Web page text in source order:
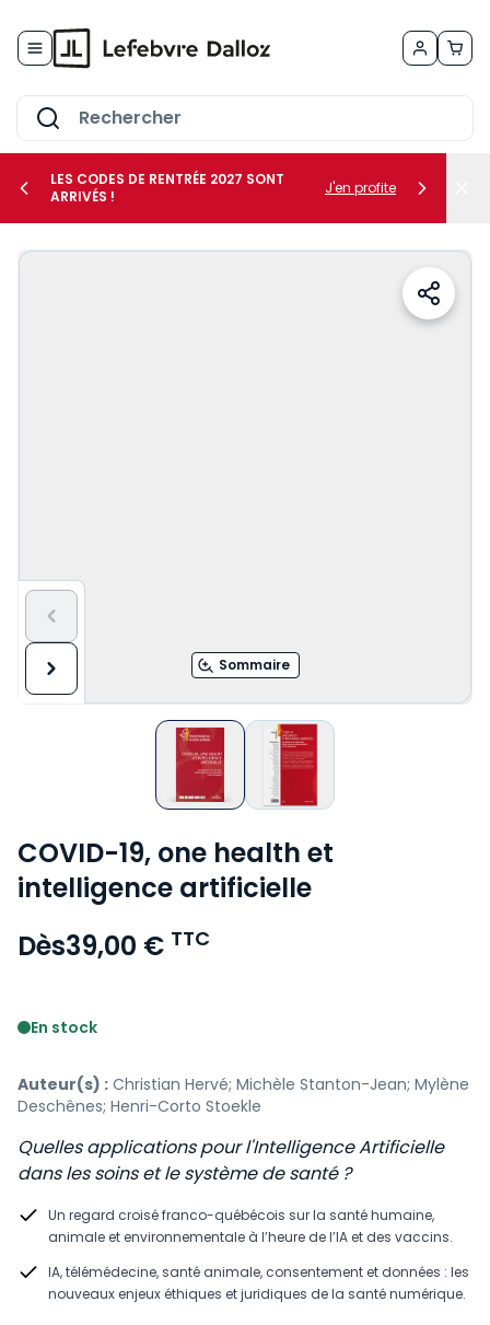
le sous-menu Vos métiers
LES CODES DE RENTRÉE 2027 SONT
ARRIVÉS !
J'en profite
Sommaire
COVID-19, one health et
intelligence artificielle
Dès39,00 € TTC
En stock
Auteur(s) : Christian Hervé; Michèle Stanton-Jean; Mylène
Deschênes; Henri-Corto Stoekle
Quelles applications pour l'Intelligence Artificielle
dans les soins et le système de santé ?
Un regard croisé franco-québécois sur la santé humaine,
animale et environnementale à l’heure de l’IA et des vaccins.
IA, télémédecine, santé animale, consentement et données : les
nouveaux enjeux éthiques et juridiques de la santé numérique.